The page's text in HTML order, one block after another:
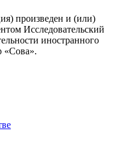
произведен и (или)
Исследовательский
иностранного
«Сова».